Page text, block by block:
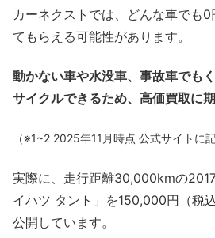
カーネクストでは、どんな車でも
てもらえる可能性があります。
動かない車や水没車、事故車でも
サイクルできるため、高価買取に
（※1~2 2025年11月時点 公式サイトに記
実際に、走行距離30,000kmの
イハツ タント」を150,000円（税
公開しています。